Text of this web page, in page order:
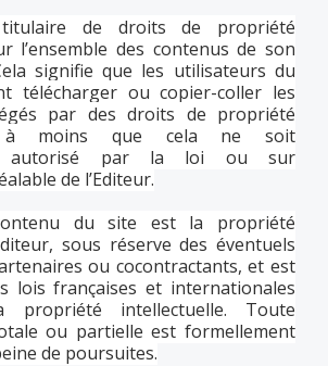
titulaire de droits de propriété
l’ensemble des contenus de son
signifie que les utilisateurs du
télécharger ou copier-coller les
par des droits de propriété
à moins que cela ne soit
autorisé par la loi ou sur
de l’Editeur.
du site est la propriété
sous réserve des éventuels
ou cocontractants, et est
lois françaises et internationales
intellectuelle. Toute
ou partielle est formellement
de poursuites.